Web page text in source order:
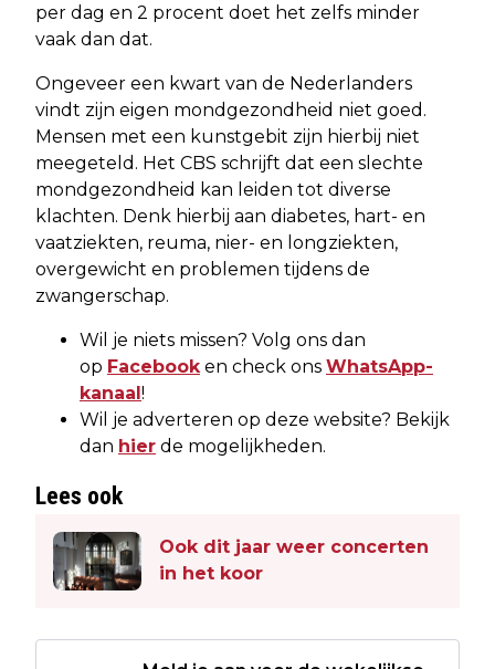
per dag en 2 procent doet het zelfs minder
vaak dan dat.
Ongeveer een kwart van de Nederlanders
vindt zijn eigen mondgezondheid niet goed.
Mensen met een kunstgebit zijn hierbij niet
meegeteld. Het CBS schrijft dat een slechte
mondgezondheid kan leiden tot diverse
klachten. Denk hierbij aan diabetes, hart- en
vaatziekten, reuma, nier- en longziekten,
overgewicht en problemen tijdens de
zwangerschap.
Wil je niets missen? Volg ons dan
op Facebook en check ons WhatsApp-
kanaal!
Wil je adverteren op deze website? Bekijk
dan hier de mogelijkheden.
Lees ook
Ook dit jaar weer concerten
in het koor